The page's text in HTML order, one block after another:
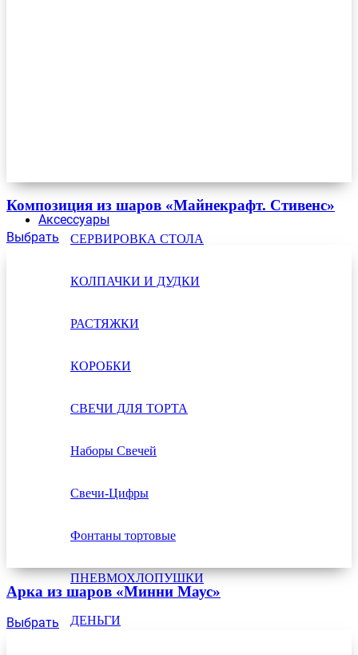
Аксессуары
СЕРВИРОВКА СТОЛА
КОЛПАЧКИ И ДУДКИ
РАСТЯЖКИ
КОРОБКИ
СВЕЧИ ДЛЯ ТОРТА
Наборы Свечей
Свечи-Цифры
Фонтаны тортовые
ПНЕВМОХЛОПУШКИ
ДЕНЬГИ
Композиция из шаров «Майнекрафт. Стивенс»
Выбрать
Арка из шаров «Минни Маус»
Выбрать